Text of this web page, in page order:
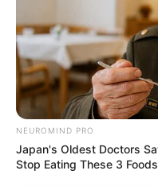
NEUROMIND PRO
Japan's Oldest Doctors
Stop Eating These 3 Foods